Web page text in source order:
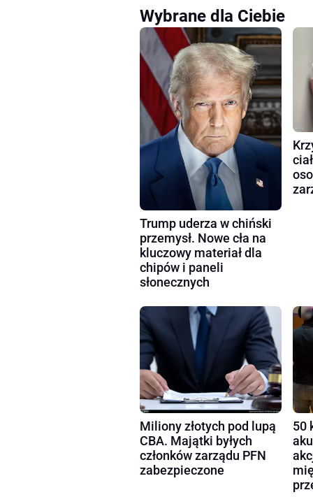
Wybrane dla Ciebie
Trump uderza w chiński
przemysł. Nowe cła na
kluczowy materiał dla
chipów i paneli
słonecznych
Miliony złotych pod lupą
CBA. Majątki byłych
członków zarządu PFN
zabezpieczone
50